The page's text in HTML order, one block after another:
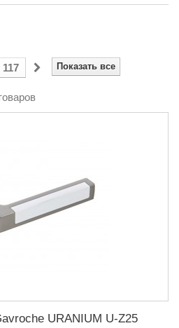
Показать все
117
URANIUM U-Z25